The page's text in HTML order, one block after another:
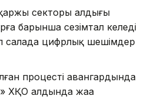
секторы алдыңғы
барынша сезімтал келеді
салада цифрлық шешімдер
процестің авангардында
ХҚО алдында жаңа